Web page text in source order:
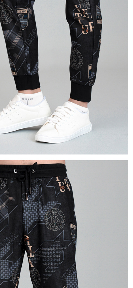
司提供之「AFTEE先享後付」服務完成之交
供個人資料，並將交易相關給付款項請求債
。
瀏覽以下網址：
法定代理人或監護人之同意方可使用
意申辦者引起之損失，本公司不負相關責
，將依據個別帳號之用戶狀況，依本公司即
仍有額度不足之情形，本公司將視審查結果
用他人資訊註冊。若發現惡意使用之情形，
止該用戶之使用額度並採取法律行動。
以上)免運費
以上)免運費
以上)免運費
含以上)免運費